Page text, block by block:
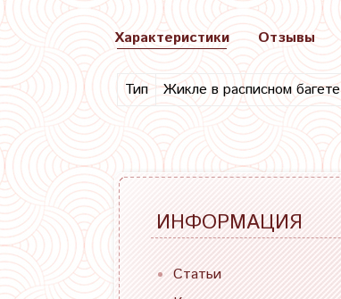
Характеристики
Тип Жикле в расписном багете
Отзывы
ИНФОРМАЦИЯ
Статьи